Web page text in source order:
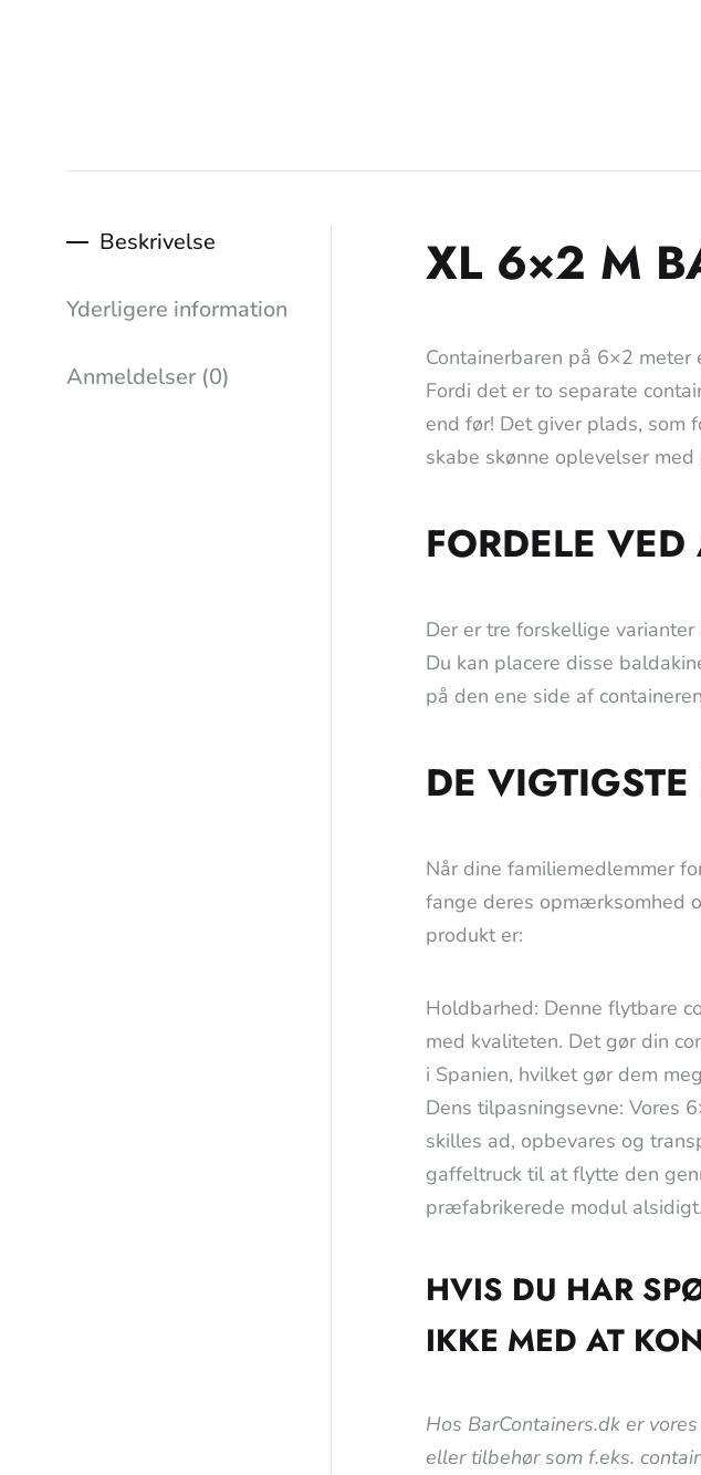
Beskrivelse
Yderligere information
Anmeldelser (0)
XL 6×2 M
Containerbaren på 6×2
Fordi det er to separate
end før! Det giver plads, som
skabe skønne oplevelser
FORDELE
Der er tre forskellige
Du kan placere disse
på den ene side af
DE
Når dine familiemedlemmer
fange deres opmærksomhed
produkt er:
Holdbarhed: Denne flytbare
med kvaliteten. Det gør din
i Spanien, hvilket gør dem
Dens tilpasningsevne: Vores
skilles ad, opbevares og
gaffeltruck til at flytte den
præfabrikerede modul alsidigt.
HVIS DU HAR
IKKE MED AT
Hos BarContainers.dk er
eller tilbehør som f.eks.